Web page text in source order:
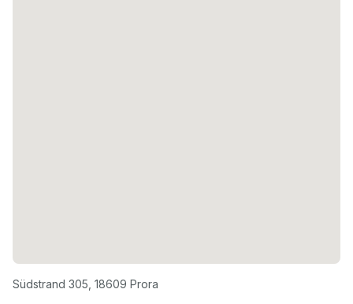
Südstrand 305 18609 Prora